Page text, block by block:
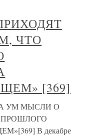
ЧТО
[369]
УМ МЫСЛИ О
В декабре